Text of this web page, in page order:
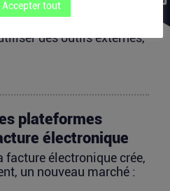
des outils externes,
plateformes
électronique
facture électronique crée,
un nouveau marché :
Accepter tout